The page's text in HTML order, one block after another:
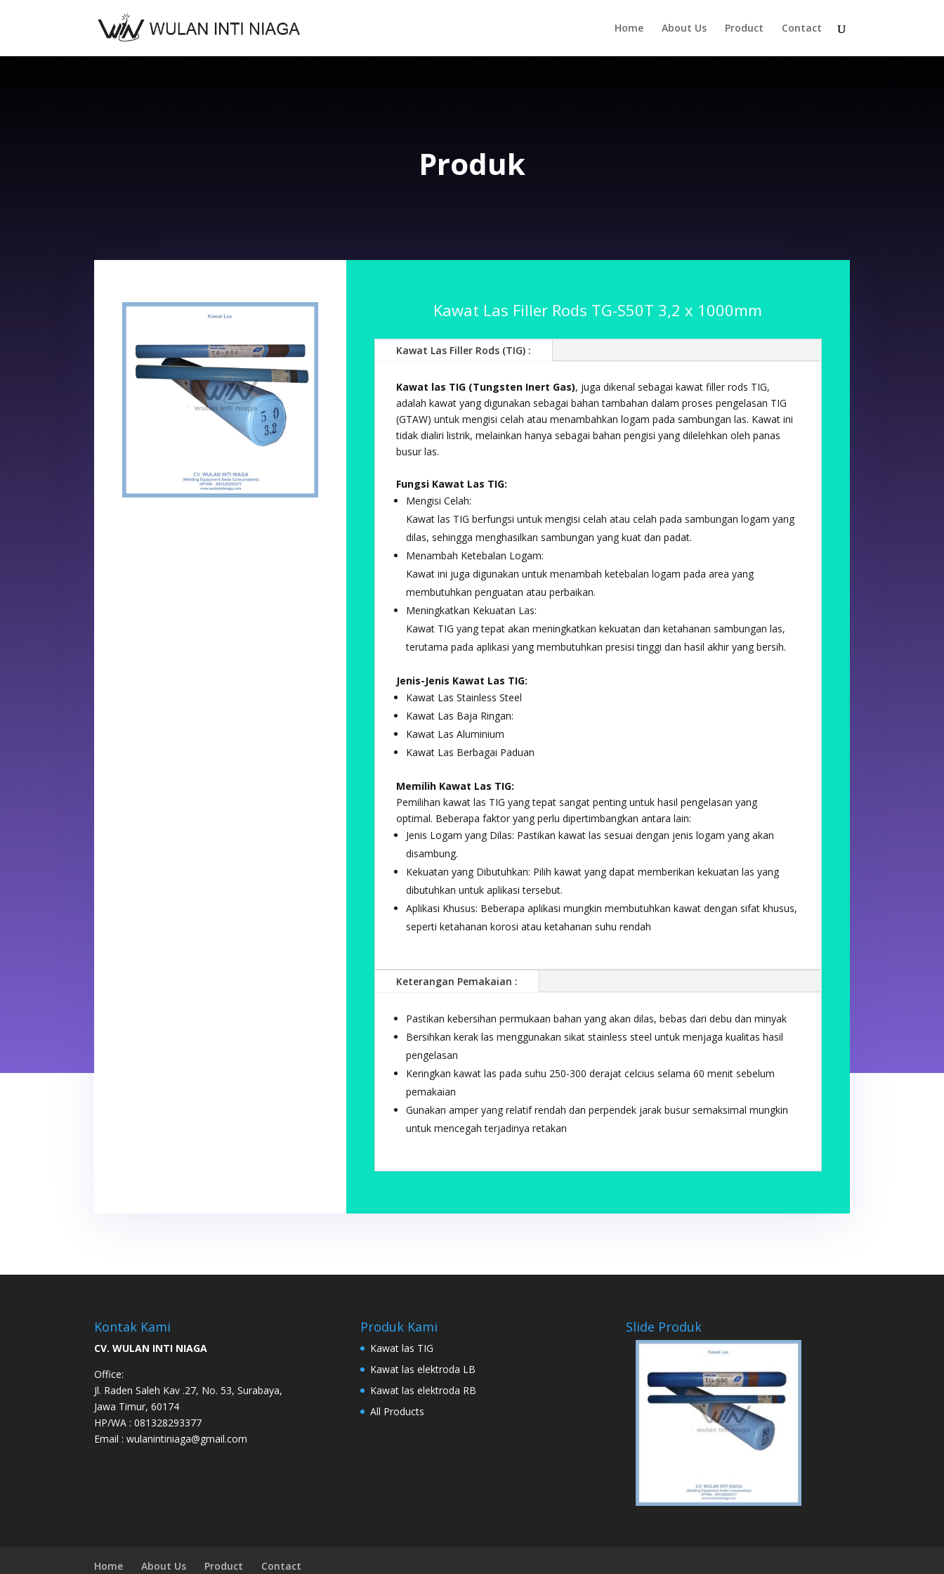
Home About Us Product Contact
Produk
Kawat Las Filler Rods TG-S50T 3,2 x 1000mm
Kawat Las Filler Rods (TIG) :
Kawat las TIG (Tungsten Inert Gas), juga dikenal sebagai kawat filler rods TIG,
adalah kawat yang digunakan sebagai bahan tambahan dalam proses pengelasan TIG
(GTAW) untuk mengisi celah atau menambahkan logam pada sambungan las. Kawat ini
tidak dialiri listrik, melainkan hanya sebagai bahan pengisi yang dilelehkan oleh panas
busur las.
Fungsi Kawat Las TIG:
Mengisi Celah:
Kawat las TIG berfungsi untuk mengisi celah atau celah pada sambungan logam yang
dilas, sehingga menghasilkan sambungan yang kuat dan padat.
Menambah Ketebalan Logam:
Kawat ini juga digunakan untuk menambah ketebalan logam pada area yang
membutuhkan penguatan atau perbaikan.
Meningkatkan Kekuatan Las:
Kawat TIG yang tepat akan meningkatkan kekuatan dan ketahanan sambungan las,
terutama pada aplikasi yang membutuhkan presisi tinggi dan hasil akhir yang bersih.
Jenis-Jenis Kawat Las TIG:
Kawat Las Stainless Steel
Kawat Las Baja Ringan:
Kawat Las Aluminium
Kawat Las Berbagai Paduan
Memilih Kawat Las TIG:
Pemilihan kawat las TIG yang tepat sangat penting untuk hasil pengelasan yang
optimal. Beberapa faktor yang perlu dipertimbangkan antara lain:
Jenis Logam yang Dilas: Pastikan kawat las sesuai dengan jenis logam yang akan
disambung.
Kekuatan yang Dibutuhkan: Pilih kawat yang dapat memberikan kekuatan las yang
dibutuhkan untuk aplikasi tersebut.
Aplikasi Khusus: Beberapa aplikasi mungkin membutuhkan kawat dengan sifat khusus,
seperti ketahanan korosi atau ketahanan suhu rendah
Keterangan Pemakaian :
Pastikan kebersihan permukaan bahan yang akan dilas, bebas dari debu dan minyak
Bersihkan kerak las menggunakan sikat stainless steel untuk menjaga kualitas hasil
pengelasan
Keringkan kawat las pada suhu 250-300 derajat celcius selama 60 menit sebelum
pemakaian
Gunakan amper yang relatif rendah dan perpendek jarak busur semaksimal mungkin
untuk mencegah terjadinya retakan
Kontak Kami
CV. WULAN INTI NIAGA
Office:
Jl. Raden Saleh Kav .27, No. 53, Surabaya,
Jawa Timur, 60174
HP/WA : 081328293377
Email : wulanintiniaga@gmail.com
Produk Kami
Kawat las TIG
Kawat las elektroda LB
Kawat las elektroda RB
All Products
Slide Produk
Home About Us Product Contact